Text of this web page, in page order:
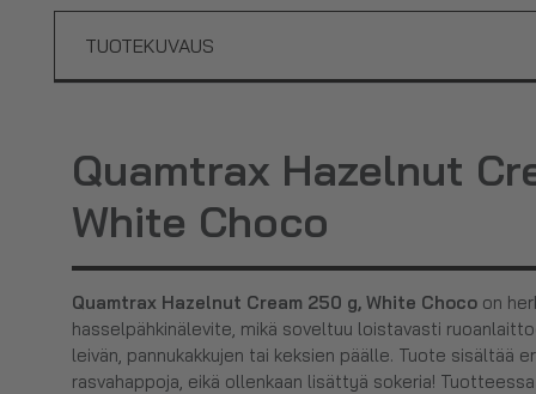
TUOTEKUVAUS
Quamtrax Hazelnut
White Choco
Quamtrax Hazelnut Cream 250 g, White Choco on
hasselpähkinälevite, mikä soveltuu loistavasti
leivän, pannukakkujen tai keksien päälle. Tuote sisältää
rasvahappoja, eikä ollenkaan lisättyä sokeria!